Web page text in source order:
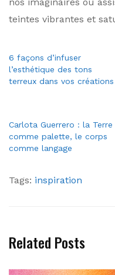
teintes vibrantes et
6 façons d’infuser
l’esthétique des tons
terreux dans vos créations
Carlota Guerrero : la Terre
comme palette, le corps
comme langage
Tags: inspiration
Related Posts